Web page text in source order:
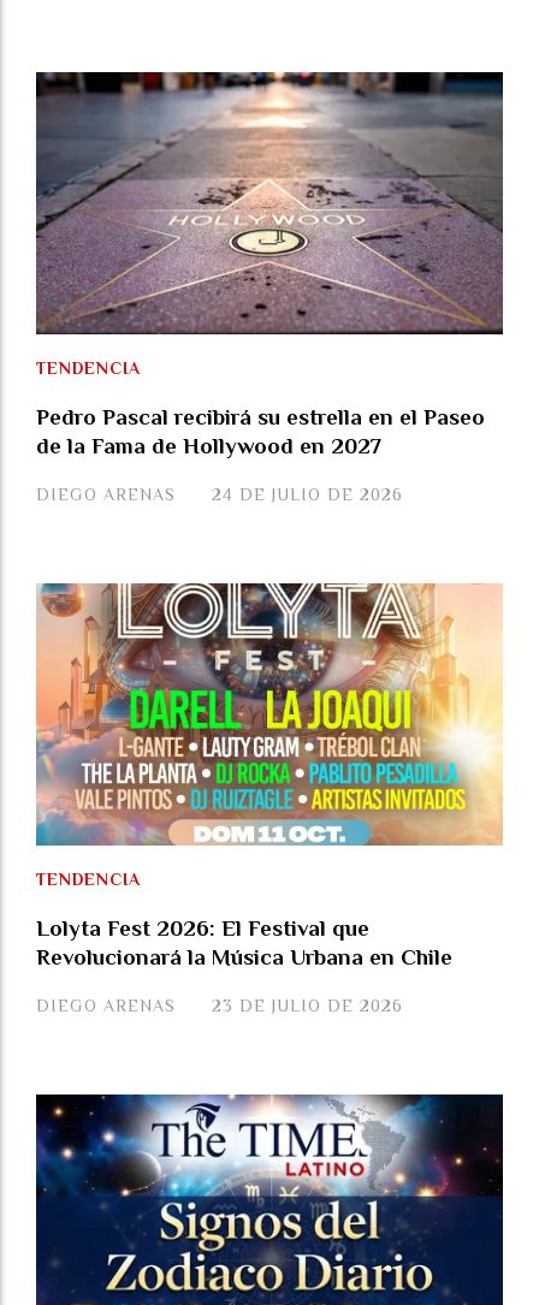
Pedro Pascal recibirá su estrella en el Paseo
de la Fama de Hollywood en 2027
DIEGO ARENAS
TENDENCIA
24 DE JULIO DE 2026
Lolyta Fest 2026: El Festival que
Revolucionará la Música Urbana en Chile
DIEGO ARENAS
TENDENCIA
23 DE JULIO DE 2026